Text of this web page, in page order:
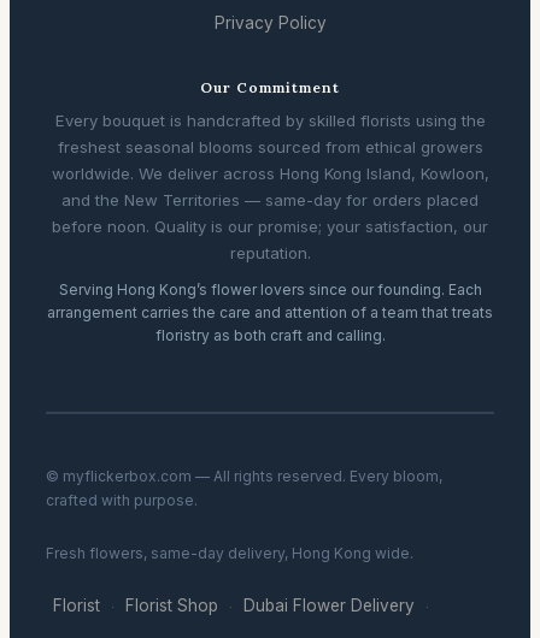
Privacy Policy
Our Commitment
Every bouquet is handcrafted by skilled florists using the
freshest seasonal blooms sourced from ethical growers
worldwide. We deliver across Hong Kong Island, Kowloon,
and the New Territories — same-day for orders placed
before noon. Quality is our promise; your satisfaction, our
reputation.
Serving Hong Kong’s flower lovers since our founding. Each
arrangement carries the care and attention of a team that treats
floristry as both craft and calling.
© myflickerbox.com — All rights reserved. Every bloom,
crafted with purpose.
Fresh flowers, same-day delivery, Hong Kong wide.
Florist · Florist Shop · Dubai Flower Delivery ·